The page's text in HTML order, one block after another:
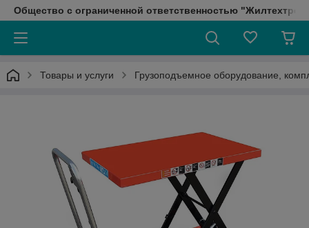
Общество с ограниченной ответственностью
Товары и услуги Грузоподъемное оборудование,